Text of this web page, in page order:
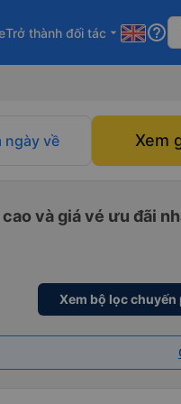
Trở thành đối tác arrow_drop_down help_outline
ngày về Xem
và giá vé ưu đãi
Xem bộ lọc chuyến